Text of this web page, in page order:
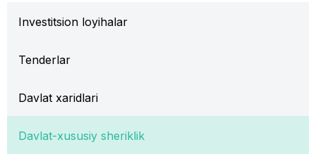
Investitsion loyihalar
Tenderlar
Davlat xaridlari
Davlat-xususiy sheriklik